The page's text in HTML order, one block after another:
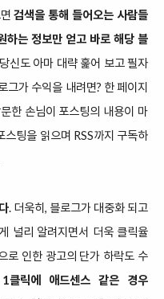
면검색을 통해 들어오는 사람들
하는 정보만 얻고 바로 해당 블
신도 아마 대략 훑어 보고 필자
그가 수익을 내려면? 한 페이지
한 손님이 포스팅의 내용이 마
스팅을 읽으며 RSS까지 구독하
. 더욱히, 블로그가 대중화 되고
널리 알려지면서 더욱 클릭율
로 인한 광고의 단가 하락도 수
1클릭에 애드센스 같은 경우